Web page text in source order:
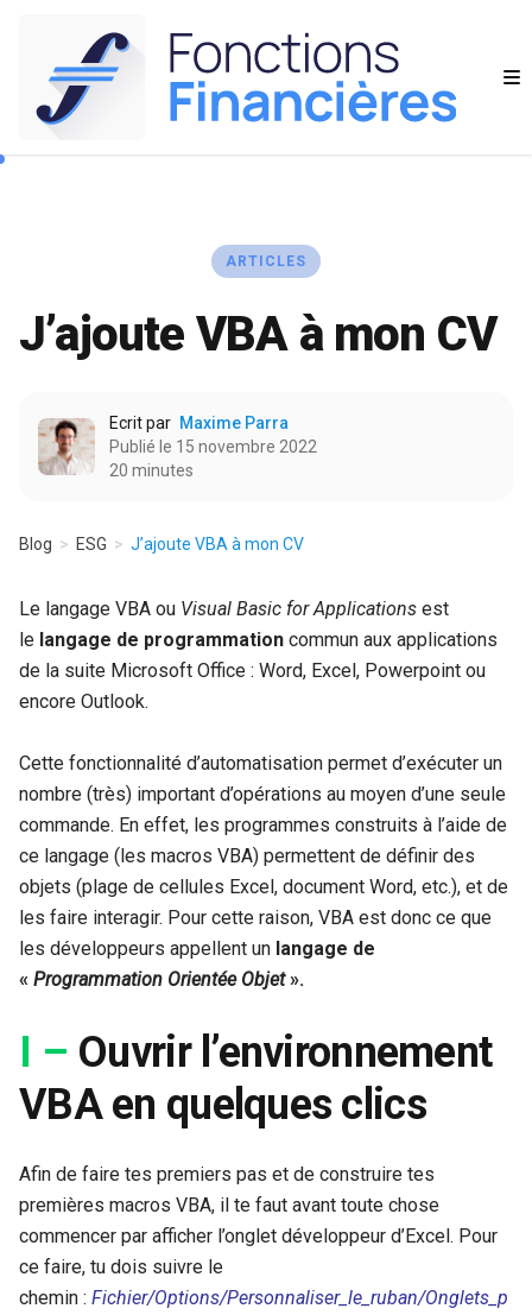
ARTICLES
J’ajoute VBA à mon CV
Ecrit par Maxime Parra
Publié le 15 novembre 2022
20 minutes
Blog ESG J’ajoute VBA à mon CV
Le langage VBA ou Visual Basic for Applications est
le langage de programmation commun aux applications
de la suite Microsoft Office : Word, Excel, Powerpoint ou
encore Outlook.
Cette fonctionnalité d’automatisation permet d’exécuter un
nombre (très) important d’opérations au moyen d’une seule
commande. En effet, les programmes construits à l’aide de
ce langage (les macros VBA) permettent de définir des
objets (plage de cellules Excel, document Word, etc.), et de
les faire interagir. Pour cette raison, VBA est donc ce que
les développeurs appellent un langage de
« Programmation Orientée Objet».
I – Ouvrir l’environnement
VBA en quelques clics
Afin de faire tes premiers pas et de construire tes
premières macros VBA, il te faut avant toute chose
commencer par afficher l’onglet développeur d’Excel. Pour
ce faire, tu dois suivre le
chemin : Fichier/Options/Personnaliser_le_ruban/Onglets_p